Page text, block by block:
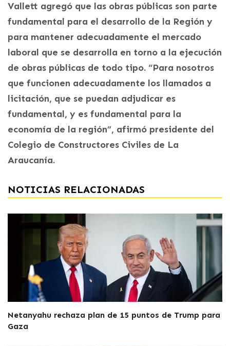
Vallett agregó que las obras públicas son parte
fundamental para el desarrollo de la Región y
para mantener adecuadamente el mercado
laboral que se desarrolla en torno a la ejecución
de obras públicas de todo tipo. “Para nosotros
que funcionen adecuadamente los llamados a
licitación, que se puedan adjudicar es
fundamental, y es fundamental para la
economía de la región”, afirmó presidente del
Colegio de Constructores Civiles de La
Araucanía.
NOTICIAS RELACIONADAS
Netanyahu rechaza plan de 15 puntos de Trump para
Gaza